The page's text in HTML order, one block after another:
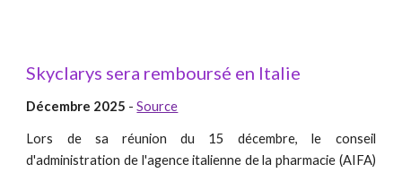
Skyclarys sera remboursé en Italie
Décembre 2025 -Source
Lors de sa réunion du 15 décembre, le conseil
d'administration de l'agence italienne de la pharmacie (AIFA)